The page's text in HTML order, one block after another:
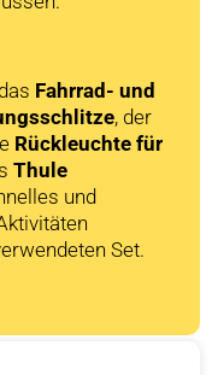
Fahrrad- und
, der
Rückleuchte für
Thule
und
Set.